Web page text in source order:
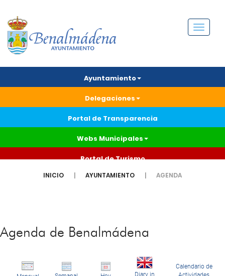
Menú
Ayuntamiento
Delegaciones
Portal de Transparencia
Webs Municipales
Portal de Turismo
INICIO AYUNTAMIENTO AGENDA
Agenda de Benalmádena
Diary in
Calendario de